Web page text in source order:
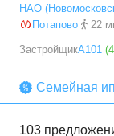
НАО
Потапово
22
ЗастройщикА101 (
Семейная
103